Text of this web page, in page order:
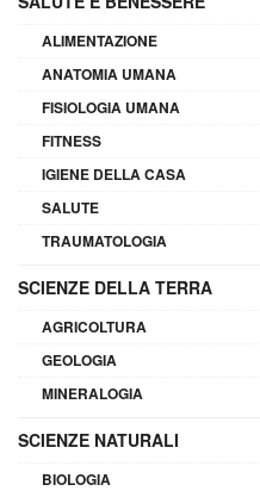
ALIMENTAZIONE
ANATOMIA UMANA
FISIOLOGIA UMANA
FITNESS
IGIENE DELLA CASA
SALUTE
TRAUMATOLOGIA
SCIENZE DELLA TERRA
AGRICOLTURA
GEOLOGIA
MINERALOGIA
SCIENZE NATURALI
BIOLOGIA